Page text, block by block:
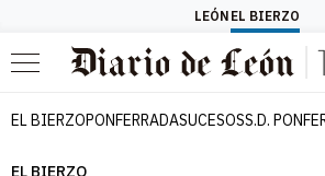
LEÓN EL BIERZO
Menú
EL BIERZOPONFERRADASUCESOSS.D.
EL BIERZO